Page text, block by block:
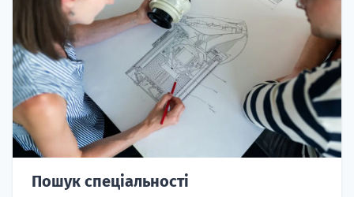
Пошук спеціальності